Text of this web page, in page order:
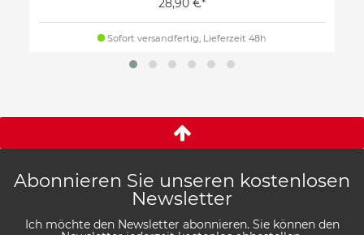
28,90 €*
Sofort versandfertig, Lieferzeit 48h
Abonnieren Sie unseren kostenlosen
Newsletter
Ich möchte den Newsletter abonnieren. Sie können den